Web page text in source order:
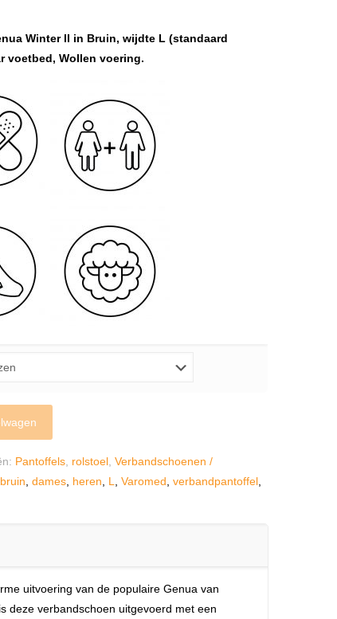
Winter II in Bruin, wijdte L (standaard
voetbed, Wollen voering.
Pantoffels, rolstoel, Verbandschoenen /
bruin dames, heren L Varomed verbandpantoffel,
uitvoering van de populaire Genua van
deze verbandschoen uitgevoerd met een